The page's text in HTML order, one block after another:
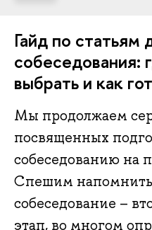
Гайд по статьям
собеседования:
выбрать и как
Мы продолжаем
посвященных
собеседованию на
Спешим
собеседование –
этап, во многом